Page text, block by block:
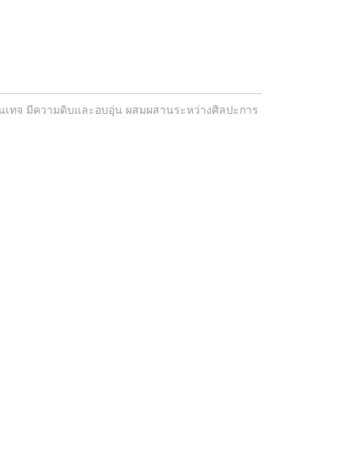
นเทจ มีความดิบและอบอุ่น ผสมผสานระหว่างศิลปะการ